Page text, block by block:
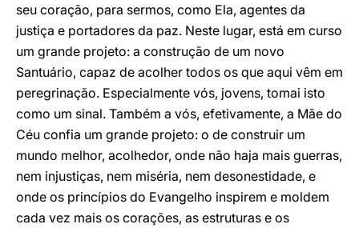
seu coração, para sermos, como Ela, agentes da
justiça e portadores da paz. Neste lugar, está em curso
um grande projeto: a construção de um novo
Santuário, capaz de acolher todos os que aqui vêm em
peregrinação. Especialmente vós, jovens, tomai isto
como um sinal. Também a vós, efetivamente, a Mãe do
Céu confia um grande projeto: o de construir um
mundo melhor, acolhedor, onde não haja mais guerras,
nem injustiças, nem miséria, nem desonestidade, e
onde os princípios do Evangelho inspirem e moldem
cada vez mais os corações, as estruturas e os